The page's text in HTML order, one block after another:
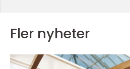
Fler nyheter